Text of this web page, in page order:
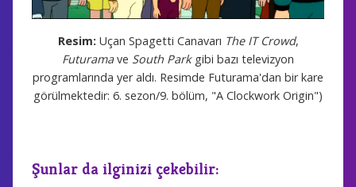
Resim: Uçan Spagetti Canavarı The IT Crowd,
Futuramave South Parkgibi bazı televizyon
programlarında yer aldı. Resimde Futurama'dan bir kare
görülmektedir: 6. sezon/9. bölüm, "A Clockwork Origin")
Şunlar da ilginizi çekebilir: